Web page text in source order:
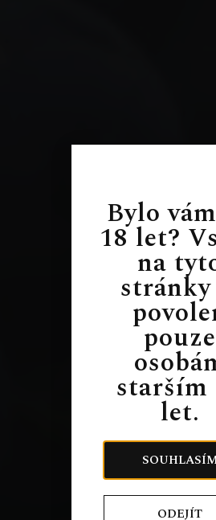
Bylo
18 let?
na
pouze
starším
let.
ODEJÍT